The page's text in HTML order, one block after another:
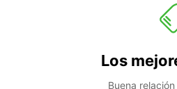
Los
Buena